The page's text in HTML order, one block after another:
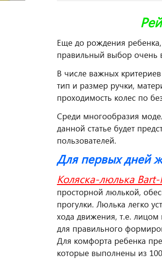
Еще до рождения ребенка,
правильный выбор очень
В числе важных
тип и размер ручки,
проходимость колес по
Среди многообразия
данной статье будет
пользователей.
Для первых дней
Коляска-люлька
просторной люлькой,
прогулки. Люлька легко
хода движения, т.е.
для правильного
Для комфорта ребенка
которые выполнены из